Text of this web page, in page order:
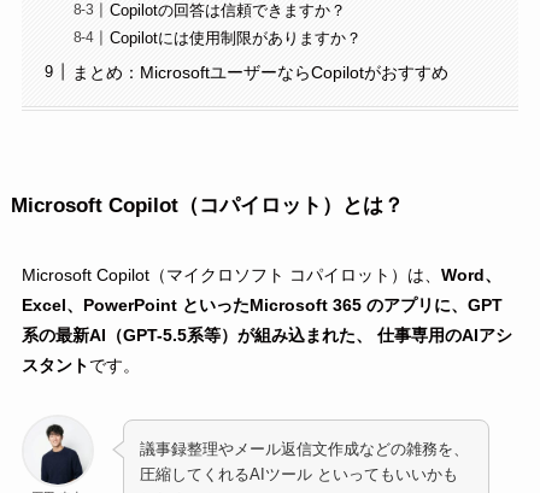
Copilotの回答は信頼できますか？
Copilotには使用制限がありますか？
まとめ：MicrosoftユーザーならCopilotがおすすめ
Microsoft Copilot（コパイロット）とは？
Microsoft Copilot（マイクロソフト コパイロット）は、 Word、
Excel、PowerPoint といったMicrosoft 365 のアプリに、GPT
系の最新AI（GPT-5.5系等）が組み込まれた、 仕事専用のAIアシ
スタントです。
議事録整理やメール返信文作成などの雑務を、
圧縮してくれるAIツール といってもいいかも